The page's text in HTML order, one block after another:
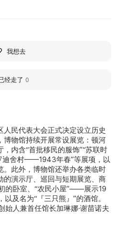
民代表大会正式决定设立历史
博物馆持续开展常设展览：顿河
内含“首批移民的服饰”“苏联时
迪舍村——1943年春”等展项，以
。此外，博物馆还举办各类临时
的演示厅、巡回与短期展览、商
的卧室、“农民小屋”——展示19
及名为“『三只熊』”的酒馆。
始人兼首任馆长加琳娜·谢苗诺夫
我想去
经走了 0